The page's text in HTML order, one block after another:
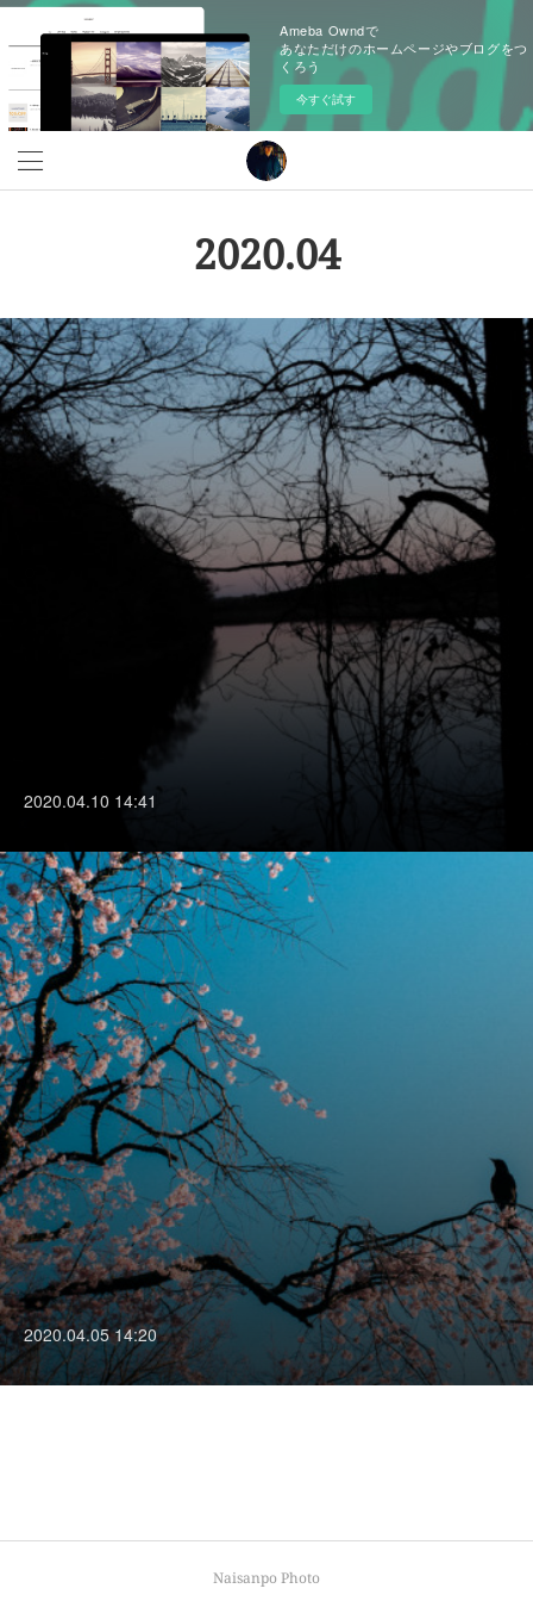
Ameba Owndで
あなただけのホームページやブログをつ
くろう
今すぐ試す
2020.04
2020.04.10 14:41
2020.04.05 14:20
Naisanpo Photo